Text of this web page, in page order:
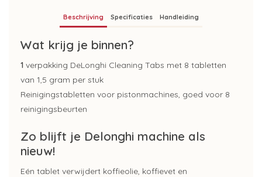
Beschrijving Specificaties Handleiding
Wat krijg je binnen?
1 verpakking DeLonghi Cleaning Tabs met 8 tabletten
van 1,5 gram per stuk
Reinigingstabletten voor pistonmachines, goed voor 8
reinigingsbeurten
Zo blijft je Delonghi machine als
nieuw!
Eén tablet verwijdert koffieolie, koffievet en